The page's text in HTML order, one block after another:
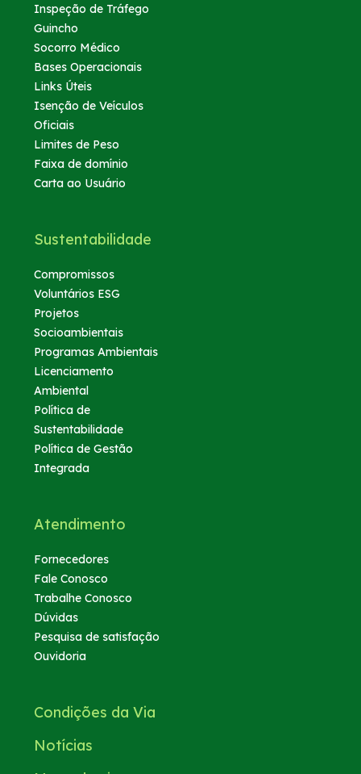
Inspeção de Tráfego
Guincho
Socorro Médico
Bases Operacionais
Links Úteis
Isenção de Veículos
Oficiais
Limites de Peso
Faixa de domínio
Carta ao Usuário
Sustentabilidade
Compromissos
Voluntários ESG
Projetos
Socioambientais
Programas Ambientais
Licenciamento
Ambiental
Política de
Sustentabilidade
Política de Gestão
Integrada
Atendimento
Fornecedores
Fale Conosco
Trabalhe Conosco
Dúvidas
Pesquisa de satisfação
Ouvidoria
Condições da Via
Notícias